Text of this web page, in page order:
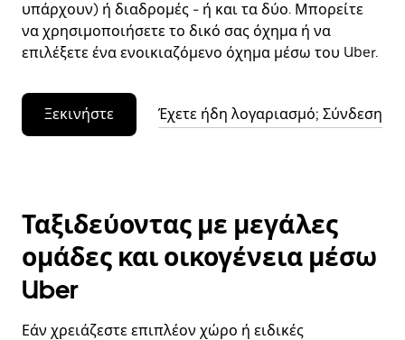
υπάρχουν) ή διαδρομές - ή και τα δύο. Μπορείτε
να χρησιμοποιήσετε το δικό σας όχημα ή να
επιλέξετε ένα ενοικιαζόμενο όχημα μέσω του Uber.
Ξεκινήστε Έχετε ήδη λογαριασμό; Σύνδεση
Ταξιδεύοντας με μεγάλες
ομάδες και οικογένεια μέσω
Uber
Εάν χρειάζεστε επιπλέον χώρο ή ειδικές